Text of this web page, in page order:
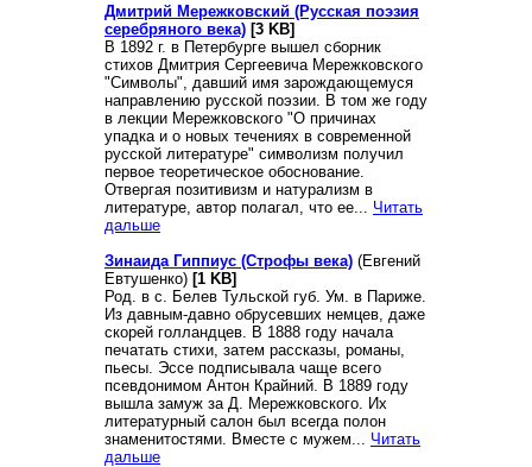
Дмитрий Мережковский (Русская поэзия
серебряного века) [3 KB]
В 1892 г. в Петербурге вышел сборник
стихов Дмитрия Сергеевича Мережковского
"Символы", давший имя зарождающемуся
направлению русской поэзии. В том же году
в лекции Мережковского "О причинах
упадка и о новых течениях в современной
русской литературе" символизм получил
первое теоретическое обоснование.
Отвергая позитивизм и натурализм в
литературе, автор полагал, что ее... Читать
дальше
Зинаида Гиппиус (Строфы века) (Евгений
Евтушенко) [1 KB]
Род. в с. Белев Тульской губ. Ум. в Париже.
Из давным-давно обрусевших немцев, даже
скорей голландцев. В 1888 году начала
печатать стихи, затем рассказы, романы,
пьесы. Эссе подписывала чаще всего
псевдонимом Антон Крайний. В 1889 году
вышла замуж за Д. Мережковского. Их
литературный салон был всегда полон
знаменитостями. Вместе с мужем... Читать
дальше